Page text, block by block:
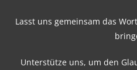
Lasst uns gemeinsam das
Unterstütze uns, um den